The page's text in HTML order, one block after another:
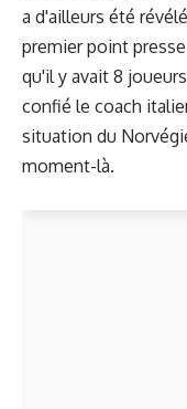
a d'ailleurs été
premier point
qu'il y avait 8
confié le coach
situation du
moment-là.